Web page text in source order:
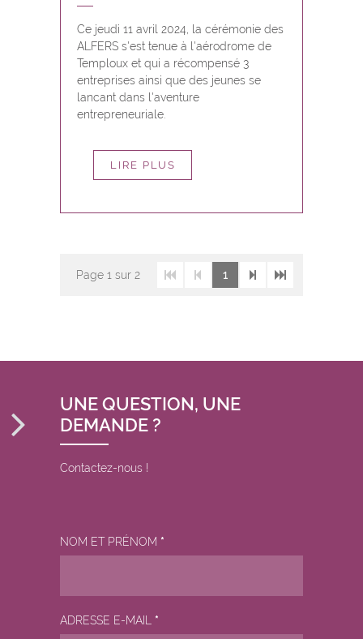
Ce jeudi 11 avril 2024, la cérémonie des
ALFERS s'est tenue à l'aérodrome de
Temploux et qui a récompensé 3
entreprises ainsi que des jeunes se
lancant dans l'aventure
entrepreneuriale.
LIRE PLUS
Page 1 sur 2 1
UNE QUESTION, UNE
DEMANDE ?
Contactez-nous !
NOM ET PRÉNOM *
ADRESSE E-MAIL *